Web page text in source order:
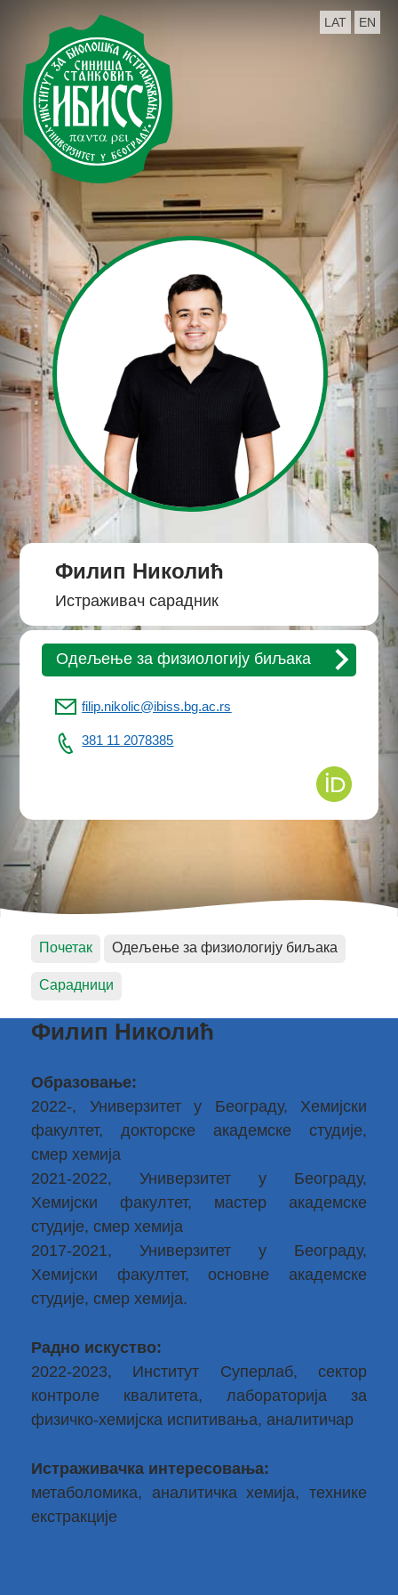
LAT EN
Филип Николић
Истраживач сарадник
Одељење за физиологију биљака
filip.nikolic@ibiss.bg.ac.rs
381 11 2078385
Почетак Одељење за физиологију биљака
Сарадници
Филип Николић
Образовање:
2022-, Универзитет у Београду, Хемијски
факултет, докторске академске студије,
смер хемија
2021-2022, Универзитет у Београду,
Хемијски факултет, мастер академске
студије, смер хемија
2017-2021, Универзитет у Београду,
Хемијски факултет, основне академске
студије, смер хемија.
Радно искуство:
2022-2023, Институт Суперлаб, сектор
контроле квалитета, лабораторија за
физичко-хемијска испитивања, аналитичар
Истраживачка интересовања:
метаболомика, аналитичка хемија, технике
екстракције